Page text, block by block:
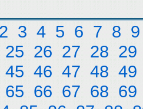
2 3 4 5 6 7 8 9
25 26 27 28 29
45 46 47 48 49
65 66 67 68 69